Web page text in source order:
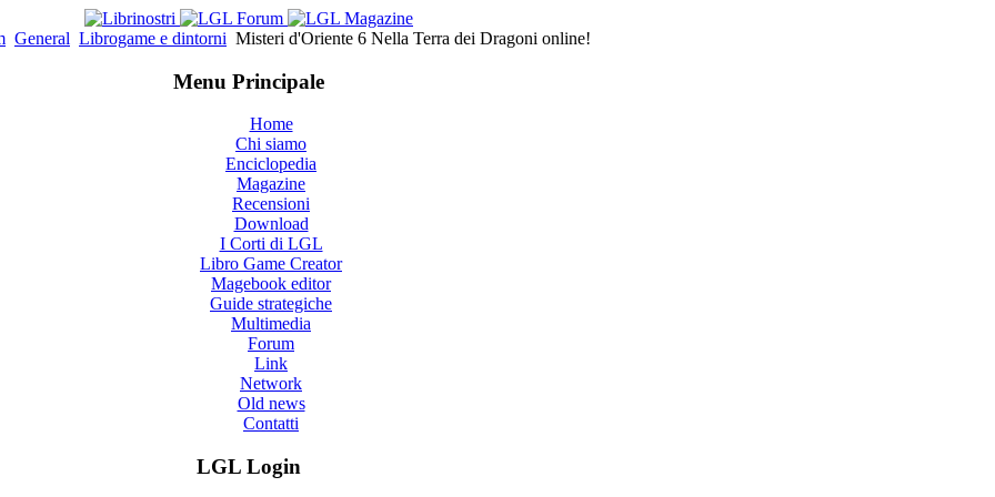
General Librogame e dintorni Misteri d'Oriente 6 Nella Terra dei Dragoni online!
Menu Principale
Home
Chi siamo
Enciclopedia
Magazine
Recensioni
Download
I Corti di LGL
Libro Game Creator
Magebook editor
Guide strategiche
Multimedia
Forum
Link
Network
Old news
Contatti
LGL Login